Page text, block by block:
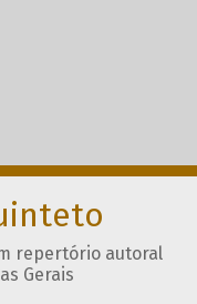
repertório autoral
Gerais